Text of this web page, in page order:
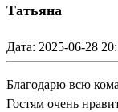
Татьяна
Дата: 2025-06-28
Благодарю всю
Гостям очень